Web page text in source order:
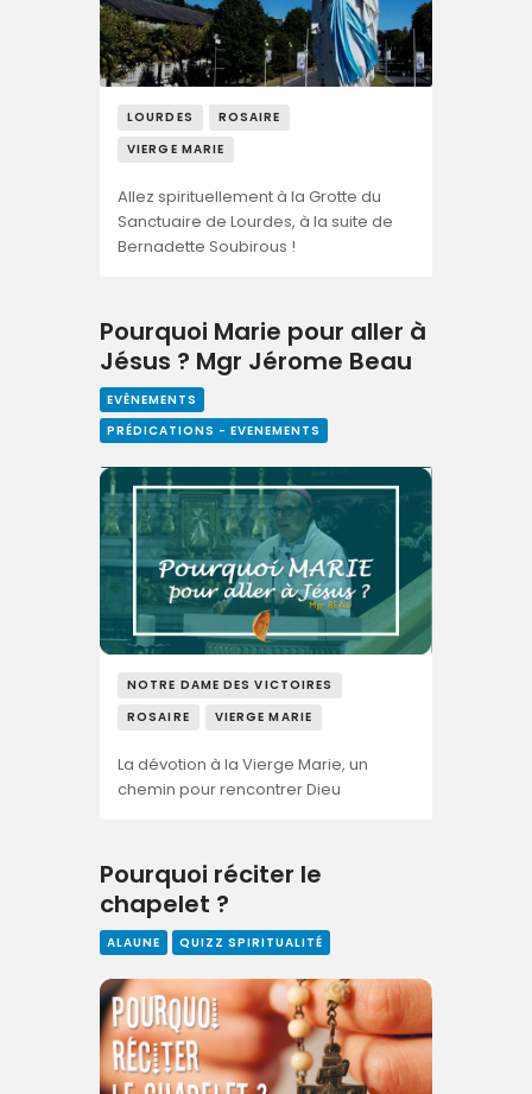
LOURDES
ROSAIRE
VIERGE MARIE
Allez spirituellement à la Grotte du
Sanctuaire de Lourdes, à la suite de
Bernadette Soubirous !
Pourquoi Marie pour aller à
Jésus ? Mgr Jérome Beau
EVÈNEMENTS
PRÉDICATIONS - EVENEMENTS
NOTRE DAME DES VICTOIRES
ROSAIRE
VIERGE MARIE
La dévotion à la Vierge Marie, un
chemin pour rencontrer Dieu
Pourquoi réciter le
chapelet ?
ALAUNE QUIZZ SPIRITUALITÉ